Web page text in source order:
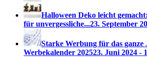
Halloween Deko leicht
für unvergessliche...23. September
Starke Werbung für das ganze
Werbekalender 202523. Juni 2024 -